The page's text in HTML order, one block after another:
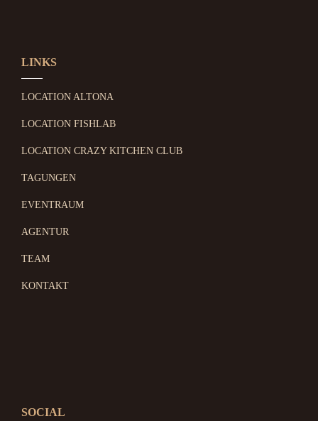
LINKS
LOCATION ALTONA
LOCATION FISHLAB
LOCATION CRAZY KITCHEN CLUB
TAGUNGEN
EVENTRAUM
AGENTUR
TEAM
KONTAKT
SOCIAL